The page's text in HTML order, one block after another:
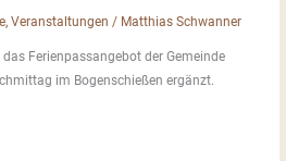
,Veranstaltungen / Matthias Schwanner
Ferienpassangebot der Gemeinde
im Bogenschießen ergänzt.